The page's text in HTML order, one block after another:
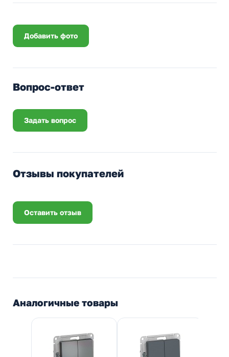
Добавить фото
Вопрос-ответ
Задать вопрос
Отзывы покупателей
Оставить отзыв
Аналогичные товары